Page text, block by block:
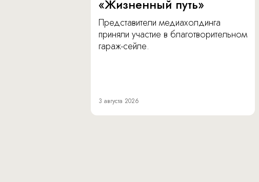
«Жизненный путь»
Представители медиахолдинга
приняли участие в благотворительном
гараж-сейле.
3 августа 2026